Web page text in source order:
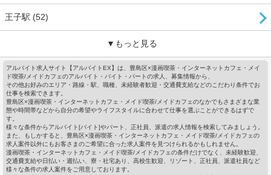
王子駅 (52)
▼もっと見る
アルバイト求人サイト【アルバイトEX】は、豊島区×漫画喫茶・インターネットカフェ・メイ
ド喫茶/メイドカフェのアルバイト・バイト・パートの求人、募集情報から、
その他お好みのエリア・路線・駅、職種、未経験者歓迎・交通費支給などのこだわり条件でお
仕事を検索できます。
豊島区×漫画喫茶・インターネットカフェ・メイド喫茶/メイドカフェのなかでもさまざまな業
態や時間帯などから自分の希望やライフスタイルに合わせて仕事を選ぶことができるはずで
す。
様々な条件からアルバイト[バイト]やパート、正社員、派遣の求人情報を検索してみましょう。
また、もしかすると、豊島区×漫画喫茶・インターネットカフェ・メイド喫茶/メイドカフェの
求人案件以外にもお客さまのご希望に合った求人案件を見つけられるかもしれません。
漫画喫茶・インターネットカフェ・メイド喫茶/メイドカフェの条件だけでなく、未経験歓迎、
交通費支給や日払い・週払い、寮・社宅あり、高校生歓迎、リゾート、正社員、派遣社員など
様々な条件の求人案件をご用意しております。